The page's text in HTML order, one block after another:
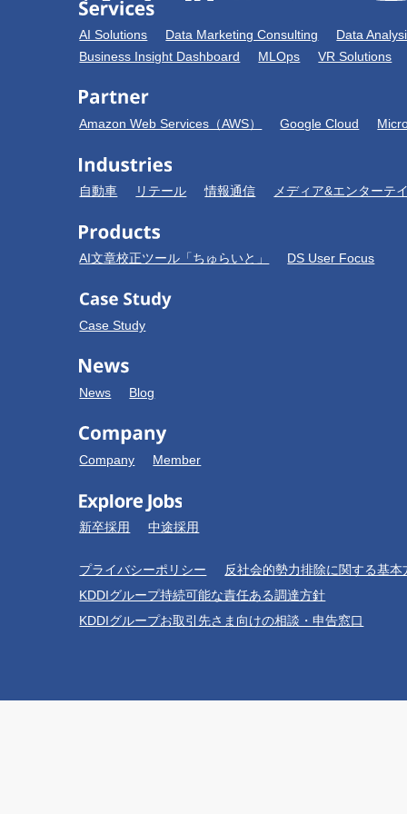
AI Solutions Data Marketing Consulting
Data
Business Insight Dashboard
MLOps VR Solutions
Amazon Web Services（AWS） Google Cloud
自動車 リテール 情報通信 メディア&エンターテ
AI文章校正ツール「ちゅらいと」 DS User Focus
Case Study
News Blog
Company Member
新卒採用 中途採用
プライバシーポリシー
反社会的勢力排除に関する基本
KDDIグループ持続可能な責任ある調達方針
KDDIグループお取引先さま向けの相談・申告窓口